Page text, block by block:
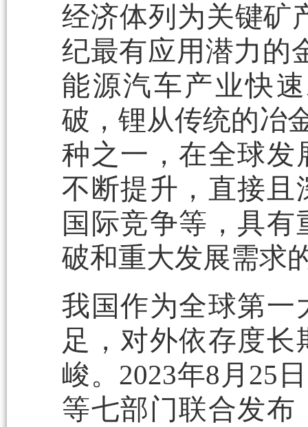
经济体列为关键矿
纪最有应用潜力的
能源汽车产业快
破，锂从传统的冶
种之一，在全球发
不断提升，直接且
国际竞争等，具
破和重大发展需求
我国作为全球第一
足，对外依存度
峻。2023年8月25
等七部门联合发布